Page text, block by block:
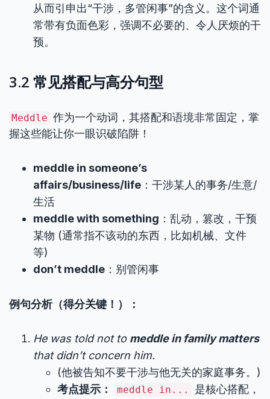
从而引申出“干涉，多管闲事”的含义。这个词通
常带有负面色彩，强调不必要的、令人厌烦的干
预。
3.2 常见搭配与高分句型
Meddle 作为一个动词，其搭配和语境非常固定，掌
握这些能让你一眼识破陷阱！
meddle in someone’s
affairs/business/life ：干涉某人的事务/生意/
生活
meddle with something ：乱动，篡改，干预
某物 (通常指不该动的东西，比如机械、文件
等)
don’t meddle ：别管闲事
例句分析（得分关键！）：
He was told not to meddle in family matters
that didn’t concern him.
(他被告知不要干涉与他无关的家庭事务。)
考点提示：
meddle in...
是核心搭配，